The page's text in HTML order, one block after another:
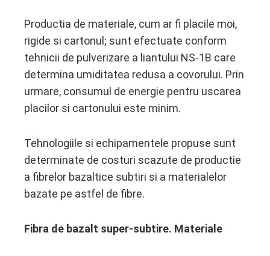
Productia de materiale, cum ar fi placile moi,
rigide si cartonul; sunt efectuate conform
tehnicii de pulverizare a liantului NS-1B care
determina umiditatea redusa a covorului. Prin
urmare, consumul de energie pentru uscarea
placilor si cartonului este minim.
Tehnologiile si echipamentele propuse sunt
determinate de costuri scazute de productie
a fibrelor bazaltice subtiri si a materialelor
bazate pe astfel de fibre.
Fibra de bazalt super-subtire. Materiale